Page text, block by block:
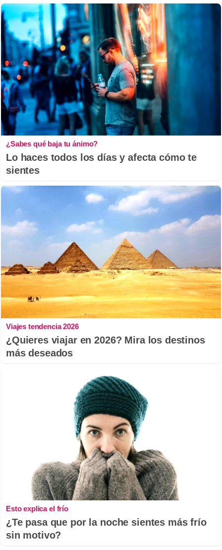
¿Sabes qué baja tu ánimo?
Lo haces todos los días y afecta cómo te
sientes
Viajes tendencia 2026
¿Quieres viajar en 2026? Mira los destinos
más deseados
Esto explica el frío
¿Te pasa que por la noche sientes más frío
sin motivo?